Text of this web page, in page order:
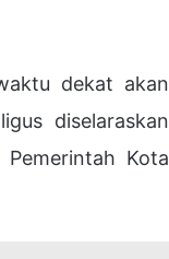
dekat akan
diselaraskan
Kota